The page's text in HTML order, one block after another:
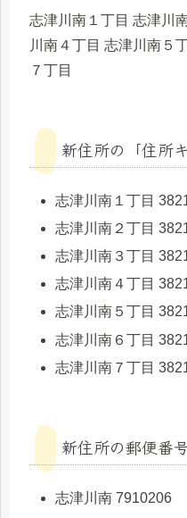
志津川南１丁目 志津川
川南４丁目 志津川南５
７丁目
新住所の「住所
志津川南１丁目
志津川南２丁目
志津川南３丁目
志津川南４丁目
志津川南５丁目
志津川南６丁目
志津川南７丁目
新住所の郵便番
志津川南 7910206